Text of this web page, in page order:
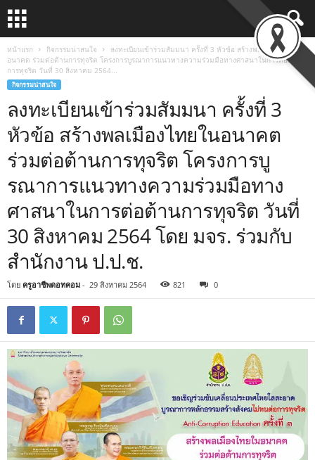
หน้าแรก กิจกรรมน่าสนใจ
ลงทะเบียนเข้าร่วมสัมมนา ครั้งที่ 3 หัวข้อ สร้างพลเมืองไทยใน
อนาคต ร่วมต่อต้านการทุจริต โครงการบูรณาการแนวทางความร่วมมือทางศาสนาในการต่อต้าน
การทุจริต วันที่ 30 สิงหาคม 2564...
กิจกรรมน่าสนใจ
ลงทะเบียนเข้าร่วมสัมมนา ครั้งที่ 3
หัวข้อ สร้างพลเมืองไทยในอนาคต
ร่วมต่อต้านการทุจริต โครงการบู
รณาการแนวทางความร่วมมือทาง
ศาสนาในการต่อต้านการทุจริต วันที่
30 สิงหาคม 2564 โดย มจร. ร่วมกับ
สำนักงาน ป.ป.ช.
โดย ครูอาชีพดอทคอม - 29 สิงหาคม 2564 821 0